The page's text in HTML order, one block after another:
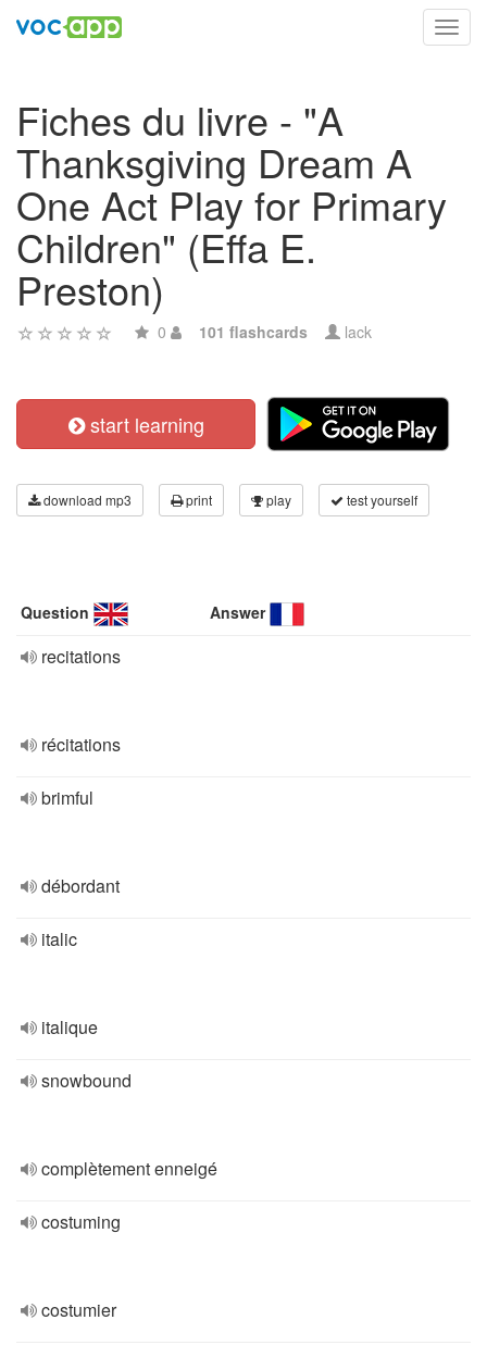
Fiches du livre - "A
Thanksgiving Dream A
One Act Play for Primary
Children" (Effa E.
Preston)
0 101 flashcards lack
start learning
download mp3 print play test yourself
Question Answer
recitations
récitations
brimful
débordant
italic
italique
snowbound
complètement enneigé
costuming
costumier